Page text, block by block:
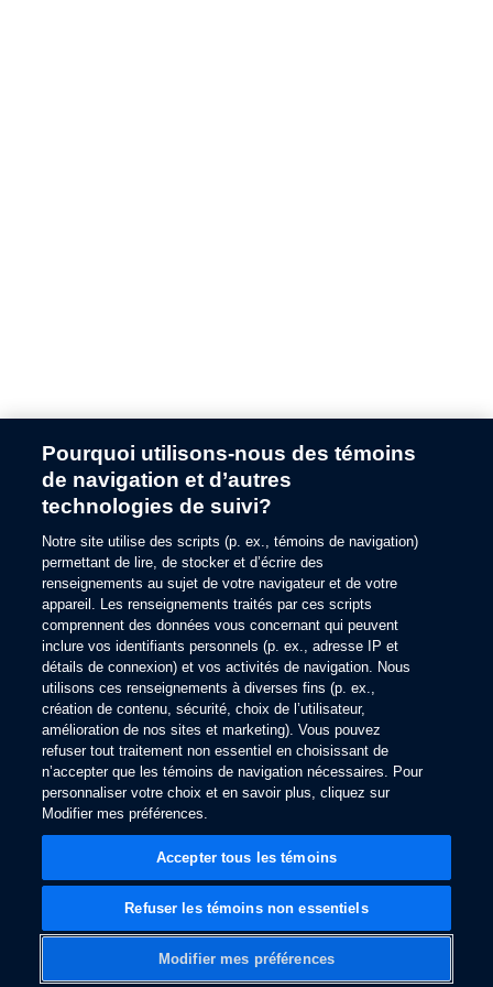
Application error: aclient-side exception has occurred while
loadingfr.ford.ca (see the browser console
Pourquoi utilisons-nous des témoins
de navigation et d’autres
technologies de suivi?
Notre site utilise des scripts (p. ex., témoins de navigation)
permettant de lire, de stocker et d’écrire des
renseignements au sujet de votre navigateur et de votre
appareil. Les renseignements traités par ces scripts
comprennent des données vous concernant qui peuvent
inclure vos identifiants personnels (p. ex., adresse IP et
détails de connexion) et vos activités de navigation. Nous
utilisons ces renseignements à diverses fins (p. ex.,
création de contenu, sécurité, choix de l’utilisateur,
amélioration de nos sites et marketing). Vous pouvez
refuser tout traitement non essentiel en choisissant de
n’accepter que les témoins de navigation nécessaires. Pour
personnaliser votre choix et en savoir plus, cliquez sur
Modifier mes préférences.
Modifier mes préférences
Refuser les témoins non essentiels
Accepter tous les témoins